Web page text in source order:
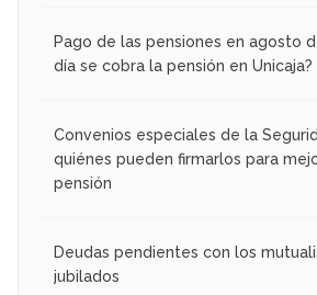
Pago de las pensiones en agosto
día se cobra la pensión en Unicaja?
Convenios especiales de la
quiénes pueden firmarlos para
pensión
Deudas pendientes con los
jubilados